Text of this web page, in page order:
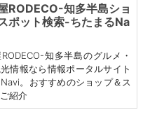
RODECO-知多半島ショ
ポット検索-ちたまるNa
知多半島のグルメ・
情報なら情報ポータルサイト
。おすすめのショップ＆ス
紹介